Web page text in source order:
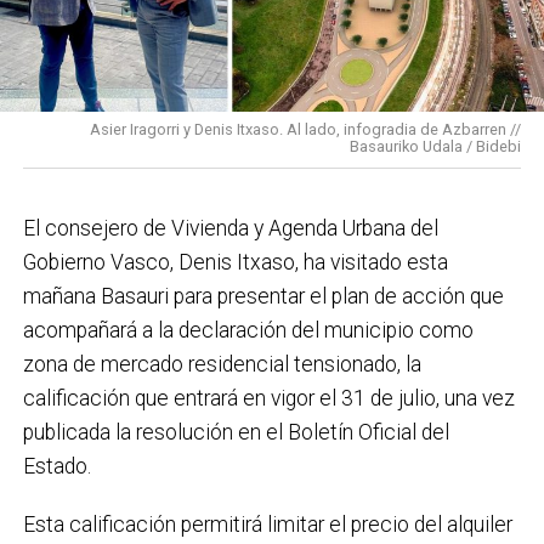
En cuanto a nuestras áreas, estos tres años han dado
para mucho. En Medio Ambiente destacaría el
impulso para la creación de huertos urbanos,la
elaboración del Plan General de Actuación Energética,
el Plan de Acción contra el Ruido y la instalación de
régimen de autoconsumo, que hacen de Basauri un
municipio más sostenible y preparado para el futuro.
En ese sentido, estamos trabajando en acciones de
clima y energía, entre las que destacan el diseño de
una red de refugios climáticos, junto con un Plan de
Actuación ante Episodios de Altas Temperaturas,
como las que recientemente hemos sufrido.
proyecto de lanueva haurreskola que se construirá en
Asier Iragorri y Denis Itxaso. Al lado, infogradia de Azbarren //
Basauriko Udala / Bidebi
El consejero de Vivienda y Agenda Urbana del
Gobierno Vasco, Denis Itxaso, ha visitado esta
mañana Basauri para presentar el plan de acción que
acompañará a la declaración del municipio como
zona de mercado residencial tensionado, la
calificación que entrará en vigor el 31 de julio, una vez
publicada la resolución en el Boletín Oficial del
Estado.
Esta calificación permitirá limitar el precio del alquiler